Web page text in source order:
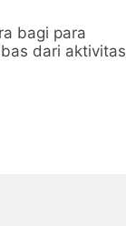
bagi para
dari aktivitas